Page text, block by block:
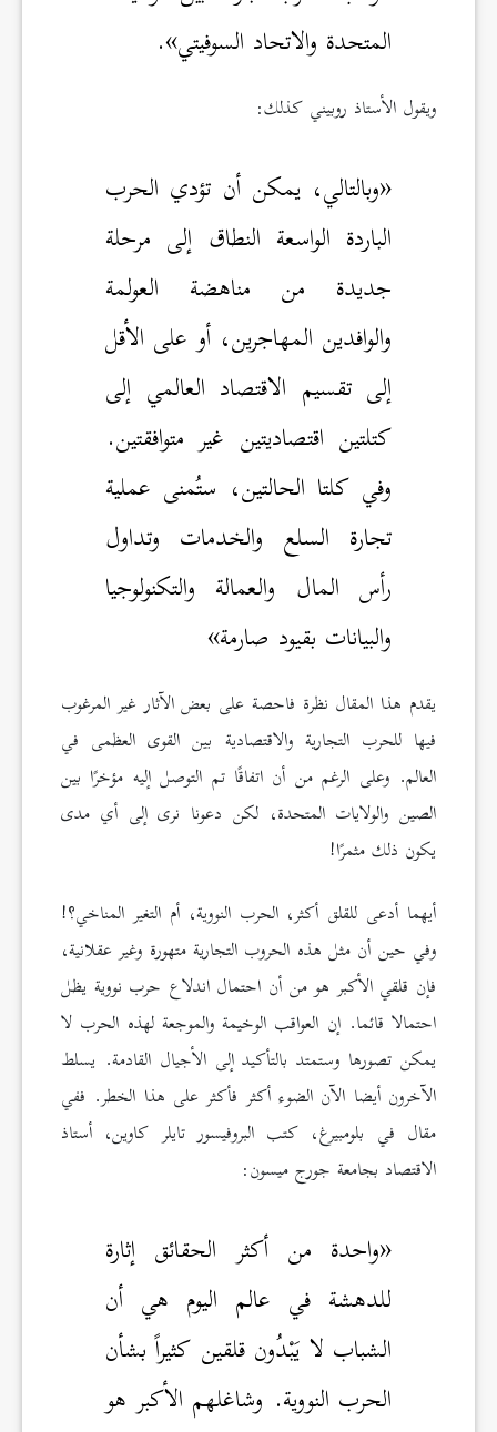
المتحدة والاتحاد السوفيتي».
ويقول الأستاذ روبيني كذلك:
«وبالتالي، يمكن أن تؤدي الحرب
الباردة الواسعة النطاق إلى مرحلة
جديدة من مناهضة العولمة
والوافدين المهاجرين، أو على الأقل
إلى تقسيم الاقتصاد العالمي إلى
كتلتين اقتصاديتين غير متوافقتين.
وفي كلتا الحالتين، ستُمنى عملية
تجارة السلع والخدمات وتداول
رأس المال والعمالة والتكنولوجيا
والبيانات بقيود صارمة»
يقدم هذا المقال نظرة فاحصة على بعض الآثار غير المرغوب
فيها للحرب التجارية والاقتصادية بين القوى العظمى في
العالم. وعلى الرغم من أن اتفاقًا تم التوصل إليه مؤخرًا بين
الصين والولايات المتحدة، لكن دعونا نرى إلى أي مدى
يكون ذلك مثمرًا!
أيهما أدعى للقلق أكثر، الحرب النووية، أم التغير المناخي؟!
وفي حين أن مثل هذه الحروب التجارية متهورة وغير عقلانية،
فإن قلقي الأكبر هو من أن احتمال اندلاع حرب نووية يظل
احتمالا قائما. إن العواقب الوخيمة والموجعة لهذه الحرب لا
يمكن تصورها وستمتد بالتأكيد إلى الأجيال القادمة. يسلط
الآخرون أيضا الآن الضوء أكثر فأكثر على هذا الخطر. ففي
مقال في بلومبيرغ، كتب البروفيسور تايلر كاوين، أستاذ
الاقتصاد بجامعة جورج ميسون:
«واحدة من أكثر الحقائق إثارة
للدهشة في عالم اليوم هي أن
الشباب لا يَبْدُون قلقين كثيراً بشأن
الحرب النووية. وشاغلهم الأكبر هو